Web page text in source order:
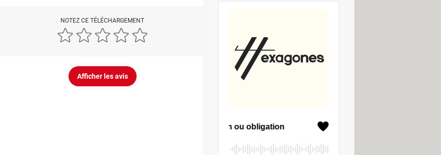
NOTEZ CE TÉLÉCHARGEMENT
Afficher les avis